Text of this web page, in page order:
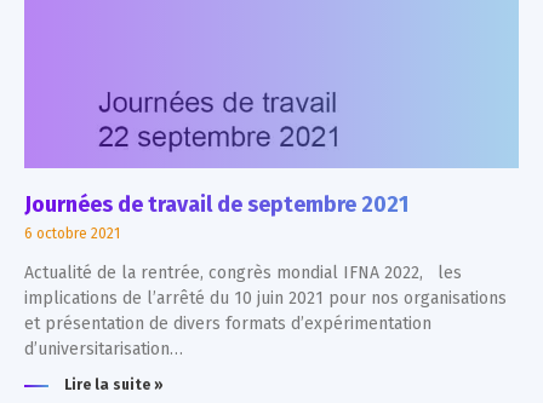
Journées de travail de septembre 2021
6 octobre 2021
Actualité de la rentrée, congrès mondial IFNA 2022, les
implications de l’arrêté du 10 juin 2021 pour nos organisations
et présentation de divers formats d’expérimentation
d’universitarisation…
Lire la suite »